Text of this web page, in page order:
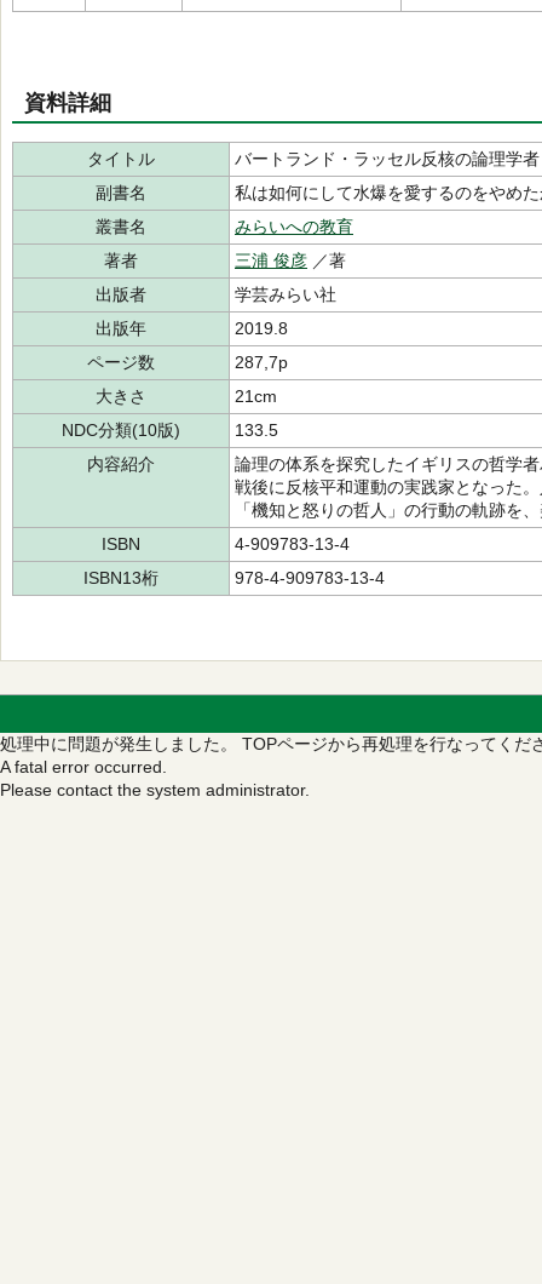
資料詳細
タイトル
バートランド・ラッセル反核の論理学者
副書名
私は如何にして水爆を愛するのをやめ
叢書名
みらいへの教育
著者
三浦 俊彦 ／著
出版者
学芸みらい社
出版年
2019.8
ページ数
287,7p
大きさ
21cm
NDC分類(10版)
133.5
内容紹介
論理の体系を探究したイギリスの哲学
戦後に反核平和運動の実践家となった
「機知と怒りの哲人」の行動の軌跡を
ISBN
4-909783-13-4
ISBN13桁
978-4-909783-13-4
処理中に問題が発生しました。 TOPページから再処理を行なってくだ
A fatal error occurred.
Please contact the system administrator.